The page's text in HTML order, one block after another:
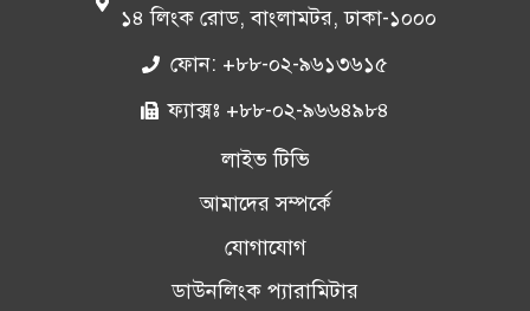
১৪ লিংক রোড, বাংলামটর, ঢাকা-১০০০
ফোন: +৮৮-০২-৯৬১৩৬১৫
ফ্যাক্সঃ +৮৮-০২-৯৬৬৪৯৮৪
লাইভ টিভি
আমাদের সম্পর্কে
যোগাযোগ
ডাউনলিংক প্যারামিটার